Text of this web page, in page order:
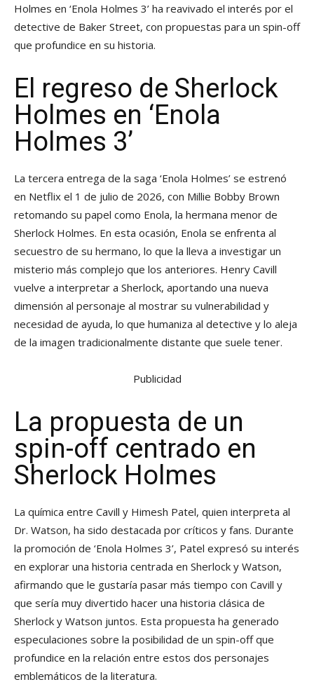
Holmes en ‘Enola Holmes 3’ ha reavivado el interés por el
detective de Baker Street, con propuestas para un spin-off
que profundice en su historia.
El regreso de Sherlock
Holmes en ‘Enola
Holmes 3’
La tercera entrega de la saga ‘Enola Holmes’ se estrenó
en Netflix el 1 de julio de 2026, con Millie Bobby Brown
retomando su papel como Enola, la hermana menor de
Sherlock Holmes. En esta ocasión, Enola se enfrenta al
secuestro de su hermano, lo que la lleva a investigar un
misterio más complejo que los anteriores. Henry Cavill
vuelve a interpretar a Sherlock, aportando una nueva
dimensión al personaje al mostrar su vulnerabilidad y
necesidad de ayuda, lo que humaniza al detective y lo aleja
de la imagen tradicionalmente distante que suele tener.
Publicidad
La propuesta de un
spin-off centrado en
Sherlock Holmes
La química entre Cavill y Himesh Patel, quien interpreta al
Dr. Watson, ha sido destacada por críticos y fans. Durante
la promoción de ‘Enola Holmes 3’, Patel expresó su interés
en explorar una historia centrada en Sherlock y Watson,
afirmando que le gustaría pasar más tiempo con Cavill y
que sería muy divertido hacer una historia clásica de
Sherlock y Watson juntos. Esta propuesta ha generado
especulaciones sobre la posibilidad de un spin-off que
profundice en la relación entre estos dos personajes
emblemáticos de la literatura.